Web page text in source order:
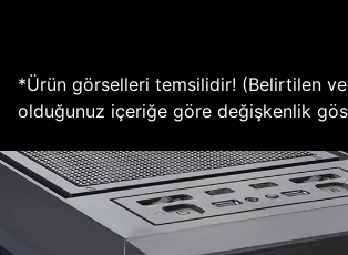
*Ürün görselleri temsilidir! (Belirtilen
olduğunuz içeriğe göre değişkenlik